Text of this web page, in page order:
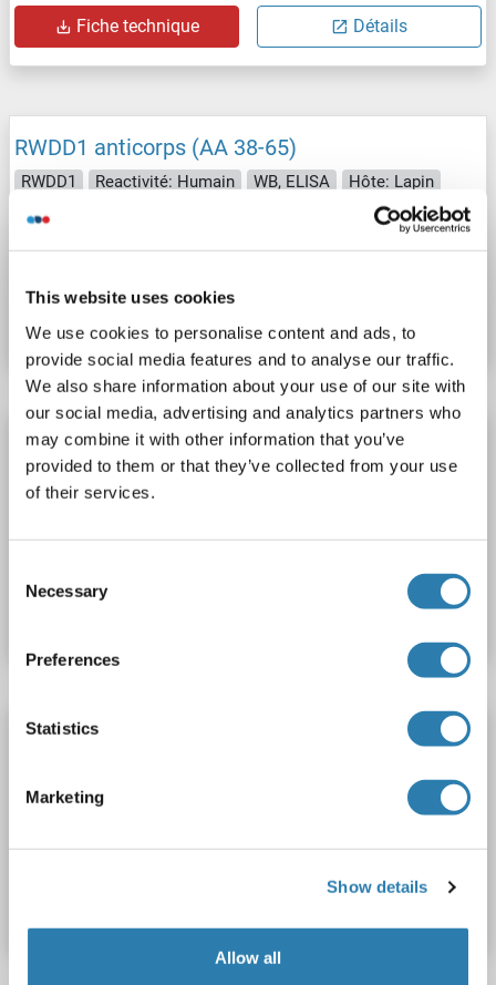
This website uses cookies
We use cookies to personalise content and ads, to
provide social media features and to analyse our traffic.
We also share information about your use of our site with
our social media, advertising and analytics partners who
may combine it with other information that you’ve
provided to them or that they’ve collected from your use
of their services.
Selection
Necessary
Preferences
Statistics
Marketing
Show details
Allow all
Fiche technique Détails
RWDD1 anticorps (AA 38-65)
RWDD1 Reactivité: Humain WB, ELISA
Hôte: Lapin
Polyclonal
RWDD1 anticorps (AA 38-65) (APC)
RWDD1 Reactivité: Humain WB, ELISA
Hôte: Lapin
RWDD1 anticorps (AA 38-65) (HRP)
Polyclonal